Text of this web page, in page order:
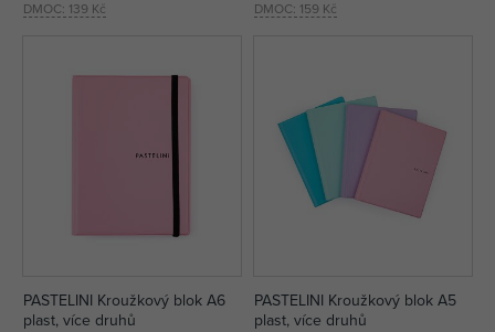
DMOC: 139 Kč DMOC: 159 Kč
PASTELINI Kroužkový blok A6
plast, více druhů
PASTELINI Kroužkový blok A5
plast, více druhů